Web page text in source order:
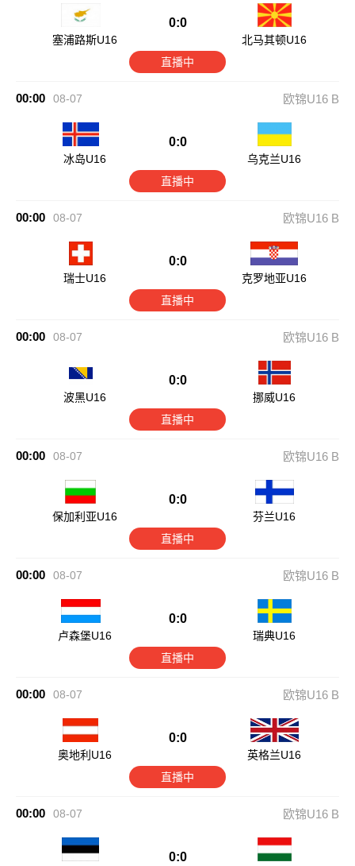
塞浦路斯U16
0:0
北马其顿U16
直播中
00:00 08-07 欧锦U16 B
冰岛U16
0:0
乌克兰U16
直播中
00:00 08-07 欧锦U16 B
瑞士U16
0:0
克罗地亚U16
直播中
00:00 08-07 欧锦U16 B
波黑U16
0:0
挪威U16
直播中
00:00 08-07 欧锦U16 B
保加利亚U16
0:0
芬兰U16
直播中
00:00 08-07 欧锦U16 B
卢森堡U16
0:0
瑞典U16
直播中
00:00 08-07 欧锦U16 B
奥地利U16
0:0
英格兰U16
直播中
00:00 08-07 欧锦U16 B
0:0